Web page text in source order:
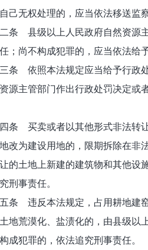
己无权处理的，应当依法移送监
县级以上人民政府自然资源主
；尚不构成犯罪的，应当依法给
依照本法规定应当给予行政处
源主管部门作出行政处罚决定或
买卖或者以其他形式非法转让
改为建设用地的，限期拆除在非
的土地上新建的建筑物和其他设
刑事责任。
违反本法规定，占用耕地建窑
地荒漠化、盐渍化的，由县级以
成犯罪的，依法追究刑事责任。